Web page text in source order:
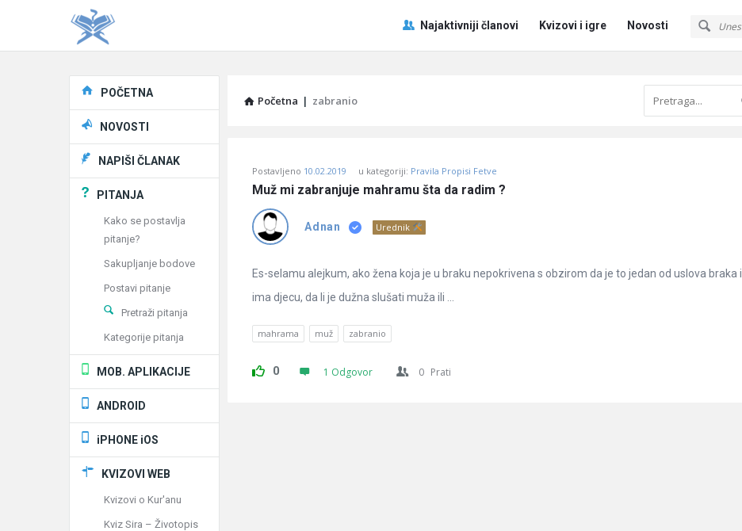
Pitaj
Učene
Najaktivniji članovi Kvizovi i igre Novosti
Početna | zabranio
Učene
Latest
Pitanja
Postavljeno 10.02.2019 u kategoriji: Pravila Propisi Fetve
Muž mi zabranjuje mahramu šta da radim ?
Adnan Urednik
Es-selamu alejkum, ako žena koja je u braku nepokrivena s obzirom da je to jedan od uslova braka i
ima djecu, da li je dužna slušati muža ili ...
mahrama muž zabranio
0 1 Odgovor 0 Prati
Explore
POČETNA
NOVOSTI
NAPIŠI ČLANAK
PITANJA
Kako se postavlja
pitanje?
Sakupljanje bodove
Postavi pitanje
Pretraži pitanja
Kategorije pitanja
MOB. APLIKACIJE
ANDROID
iPHONE iOS
KVIZOVI WEB
Kvizovi o Kur'anu
Kviz Sira – Životopis